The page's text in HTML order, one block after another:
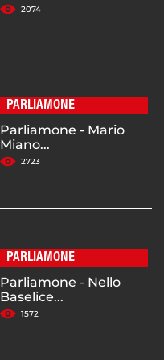
2074
PARLIAMONE
Parliamone - Mario
Miano...
2723
PARLIAMONE
Parliamone - Nello
Baselice...
1572